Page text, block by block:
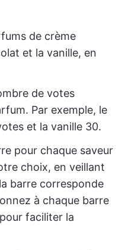
de crème
et la vanille, en
de votes
Par exemple, le
et la vanille 30.
pour chaque saveur
choix, en veillant
barre corresponde
à chaque barre
faciliter la